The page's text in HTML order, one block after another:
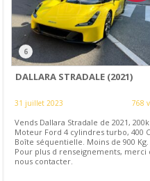
6
DALLARA STRADALE (2021)
31 juillet 2023 768
Vends Dallara Stradale de 2021,
Moteur Ford 4 cylindres turbo, 400
Boîte séquentielle. Moins de 900 Kg.
Pour plus d renseignements, merci
nous contacter.